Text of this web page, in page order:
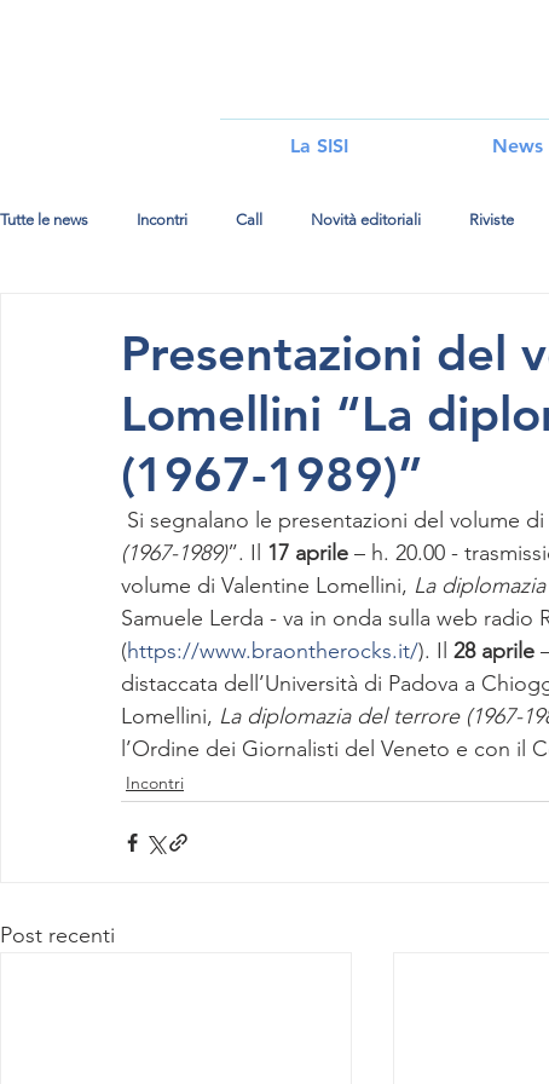
i
La SISI News
Tutte le news Incontri Call Novità editoriali Riviste
Presentazioni del
Lomellini “La
(1967-1989)”
Si segnalano le presentazioni del volume
(1967-1989)”. Il 17 aprile – h. 20.00 -
volume di Valentine Lomellini, La
Samuele Lerda - va in onda sulla web radio
(https://www.braontherocks.it/). Il 28 aprile
distaccata dell’Università di Padova a
Lomellini, La diplomazia del terrore (1967-
l’Ordine dei Giornalisti del Veneto e con il
Incontri
Post recenti